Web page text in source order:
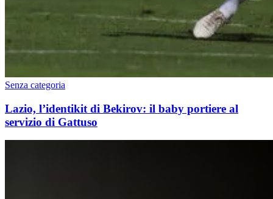
Senza categoria
Lazio, l’identikit di Bekirov: il baby portiere al
servizio di Gattuso